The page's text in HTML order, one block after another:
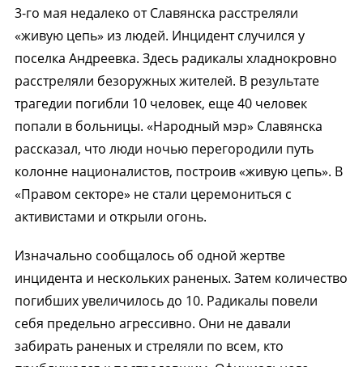
3-го мая недалеко от Славянска расстреляли
«живую цепь» из людей. Инцидент случился у
поселка Андреевка. Здесь радикалы хладнокровно
расстреляли безоружных жителей. В результате
трагедии погибли 10 человек, еще 40 человек
попали в больницы. «Народный мэр» Славянска
рассказал, что люди ночью перегородили путь
колонне националистов, построив «живую цепь». В
«Правом секторе» не стали церемониться с
активистами и открыли огонь.
Изначально сообщалось об одной жертве
инцидента и нескольких раненых. Затем количество
погибших увеличилось до 10. Радикалы повели
себя предельно агрессивно. Они не давали
забирать раненых и стреляли по всем, кто